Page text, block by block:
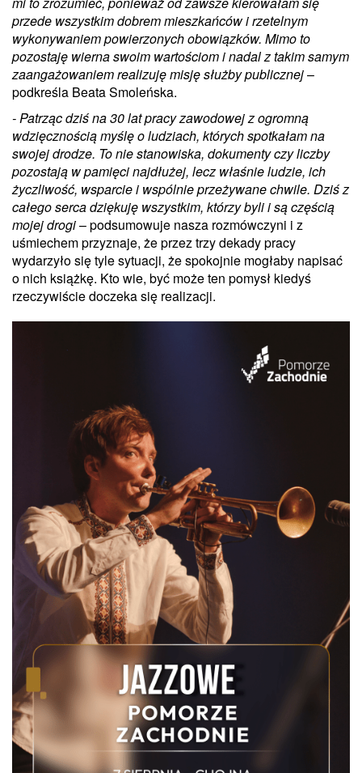
przede wszystkim dobrem mieszkańców i rzetelnym
wykonywaniem powierzonych obowiązków. Mimo to
pozostaję wierna swoim wartościom i nadal z takim samym
zaangażowaniem realizuję misję służby publicznej–
podkreśla Beata Smoleńska.
- Patrząc dziś na 30 lat pracy zawodowej z ogromną
wdzięcznością myślę o ludziach, których spotkałam na
swojej drodze. To nie stanowiska, dokumenty czy liczby
pozostają w pamięci najdłużej, lecz właśnie ludzie, ich
życzliwość, wsparcie i wspólnie przeżywane chwile. Dziś z
całego serca dziękuję wszystkim, którzy byli i są częścią
mojej drogi– podsumowuje nasza rozmówczyni i z
uśmiechem przyznaje, że przez trzy dekady pracy
wydarzyło się tyle sytuacji, że spokojnie mogłaby napisać
o nich książkę. Kto wie, być może ten pomysł kiedyś
rzeczywiście doczeka się realizacji.